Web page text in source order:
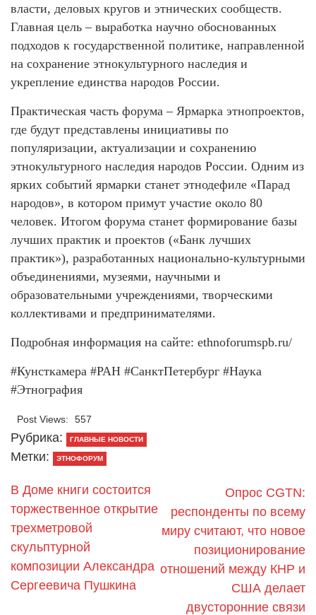
власти, деловых кругов и этнических сообществ.
Главная цель – выработка научно обоснованных
подходов к государственной политике, направленной
на сохранение этнокультурного наследия и
укрепление единства народов России.
Практическая часть форума – Ярмарка этнопроектов,
где будут представлены инициативы по
популяризации, актуализации и сохранению
этнокультурного наследия народов России. Одним из
ярких событий ярмарки станет этнодефиле «Парад
народов», в котором примут участие около 80
человек. Итогом форума станет формирование базы
лучших практик и проектов («Банк лучших
практик»), разработанных национально-культурными
объединениями, музеями, научными и
образовательными учреждениями, творческими
коллективами и предпринимателями.
Подробная информация на сайте: ethnoforumspb.ru/
#Кунсткамера #РАН #СанктПетербург #Наука
#Этнография
Post Views: 557
Рубрика: ГЛАВНЫЕ НОВОСТИ
Метки: ЭТНОФОРУМ
В Доме книги состоится
торжественное открытие
трехметровой
скульптурной
композиции Александра
Сергеевича Пушкина
Опрос CGTN:
респонденты по всему
миру считают, что новое
позиционирование
отношений между КНР и
США делает
двусторонние связи